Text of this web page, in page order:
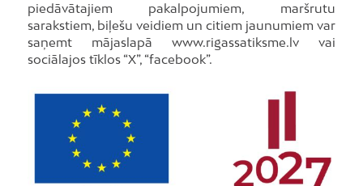
piedāvātajiem pakalpojumiem, maršrutu
sarakstiem, biļešu veidiem un citiem jaunumiem var
saņemt mājaslapā www.rigassatiksme.lv vai
sociālajos tīklos “X”, “facebook”.